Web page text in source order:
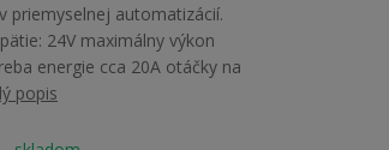
priemyselnej automatizácií.
24V maximálny výkon
energie cca 20A otáčky na
popis